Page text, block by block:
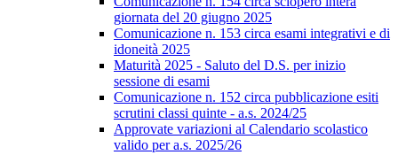
giornata del 20 giugno 2025
Comunicazione n. 153 circa esami integrativi e di
idoneità 2025
Maturità 2025 - Saluto del D.S. per inizio
sessione di esami
Comunicazione n. 152 circa pubblicazione esiti
scrutini classi quinte - a.s. 2024/25
Approvate variazioni al Calendario scolastico
valido per a.s. 2025/26